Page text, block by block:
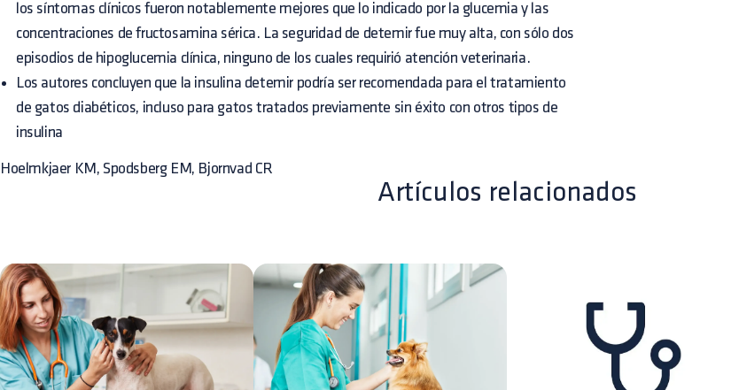
los síntomas clínicos fueron notablemente mejores que lo indicado por la glucemia y las
concentraciones de fructosamina sérica. La seguridad de detemir fue muy alta, con sólo dos
episodios de hipoglucemia clínica, ninguno de los cuales requirió atención veterinaria.
Los autores concluyen que la insulina detemir podría ser recomendada para el tratamiento
de gatos diabéticos, incluso para gatos tratados previamente sin éxito con otros tipos de
insulina
Hoelmkjaer KM, Spodsberg EM, Bjornvad CR
Artículos relacionados